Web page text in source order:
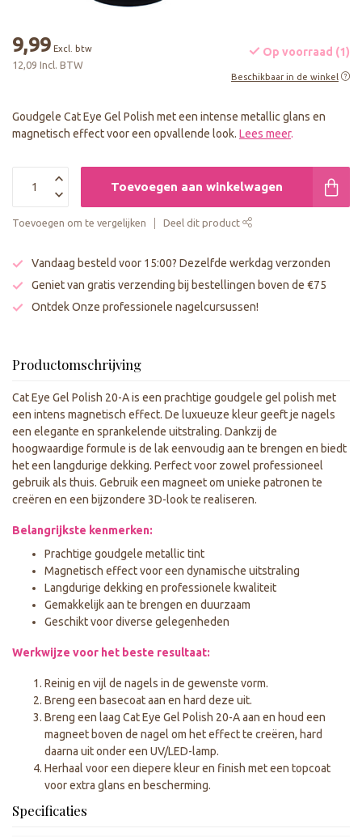
9,99 Excl. btw
12,09 Incl. BTW
Op voorraad (1)
Beschikbaar in de winkel
Goudgele Cat Eye Gel Polish met een intense metallic glans en
magnetisch effect voor een opvallende look. Lees meer.
Toevoegen aan winkelwagen
Toevoegen om te vergelijken Deel dit product
Vandaag besteld voor 15:00? Dezelfde werkdag verzonden
Geniet van gratis verzending bij bestellingen boven de €75
Ontdek Onze professionele nagelcursussen!
Productomschrijving
Cat Eye Gel Polish 20-A is een prachtige goudgele gel polish met
een intens magnetisch effect. De luxueuze kleur geeft je nagels
een elegante en sprankelende uitstraling. Dankzij de
hoogwaardige formule is de lak eenvoudig aan te brengen en biedt
het een langdurige dekking. Perfect voor zowel professioneel
gebruik als thuis. Gebruik een magneet om unieke patronen te
creëren en een bijzondere 3D-look te realiseren.
Belangrijkste kenmerken:
Prachtige goudgele metallic tint
Magnetisch effect voor een dynamische uitstraling
Langdurige dekking en professionele kwaliteit
Gemakkelijk aan te brengen en duurzaam
Geschikt voor diverse gelegenheden
Werkwijze voor het beste resultaat:
Reinig en vijl de nagels in de gewenste vorm.
Breng een basecoat aan en hard deze uit.
Breng een laag Cat Eye Gel Polish 20-A aan en houd een
magneet boven de nagel om het effect te creëren, hard
daarna uit onder een UV/LED-lamp.
Herhaal voor een diepere kleur en finish met een topcoat
voor extra glans en bescherming.
Specificaties